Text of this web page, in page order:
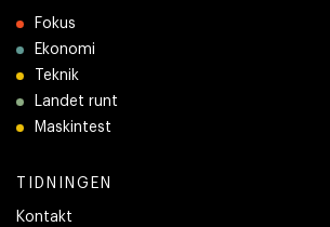
Fokus
Ekonomi
Teknik
Landet runt
Maskintest
TIDNINGEN
Kontakt